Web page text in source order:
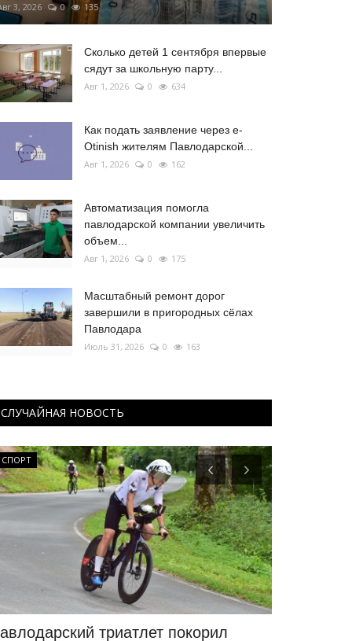
3, 2026 0 135
Сколько детей 1 сентября впервые
сядут за школьную парту...
Авг 1, 2026 0 634
Как подать заявление через e-
Otinish жителям Павлодарской...
Авг 1, 2026 0 162
Автоматизация помогла
павлодарской компании увеличить
объем...
Авг 1, 2026 0 175
Масштабный ремонт дорог
завершили в пригородных сёлах
Павлодара
Июль 31, 2026 0 163
СЛУЧАЙНАЯ НОВОСТЬ
СПОРТ
триатлет покорил